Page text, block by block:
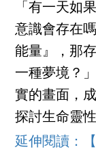
「有一天如
意識會存在
能量』，那
一種夢境？
實的畫面，
探討生命靈
延伸閱讀：